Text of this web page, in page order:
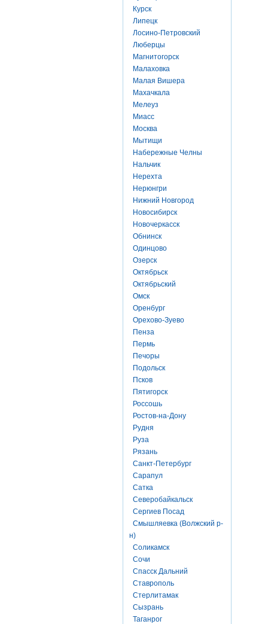
Курск
Липецк
Лосино-Петровский
Люберцы
Магнитогорск
Малаховка
Малая Вишера
Махачкала
Мелеуз
Миасс
Москва
Мытищи
Набережные Челны
Нальчик
Нерехта
Нерюнгри
Нижний Новгород
Новосибирск
Новочеркасск
Обнинск
Одинцово
Озерск
Октябрьск
Октябрьский
Омск
Оренбург
Орехово-Зуево
Пенза
Пермь
Печоры
Подольск
Псков
Пятигорск
Россошь
Ростов-на-Дону
Рудня
Руза
Рязань
Санкт-Петербург
Сарапул
Сатка
Северобайкальск
Сергиев Посад
Смышляевка (Волжский р-
н)
Соликамск
Сочи
Спасск Дальний
Ставрополь
Стерлитамак
Сызрань
Таганрог